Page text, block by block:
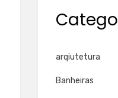
arqiutetura
Banheiras